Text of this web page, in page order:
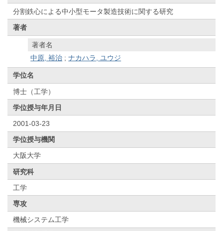
分割鉄心による中小型モータ製造技術に関する研究
著者
著者名
中原, 裕治 ;ナカハラ, ユウジ
学位名
博士（工学）
学位授与年月日
2001-03-23
学位授与機関
大阪大学
研究科
工学
専攻
機械システム工学